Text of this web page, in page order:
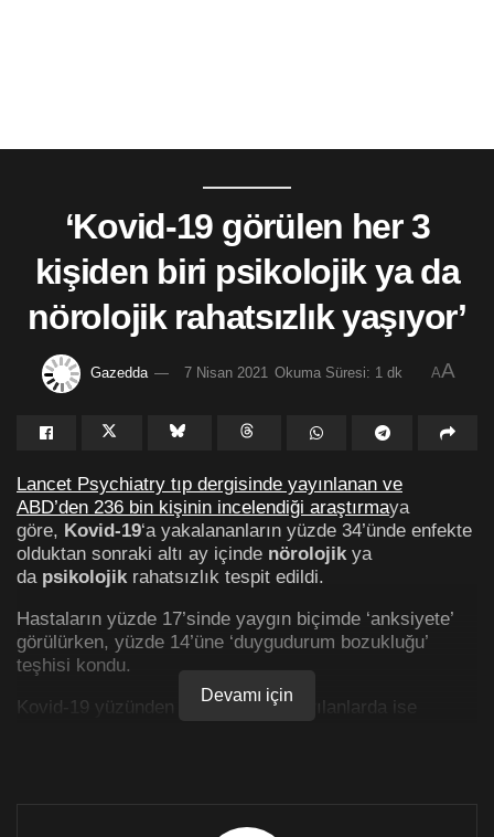
‘Kovid-19 görülen her 3
kişiden biri psikolojik ya da
nörolojik rahatsızlık yaşıyor’
Gazedda 7 Nisan 2021 Okuma Süresi: 1 dk AA
Lancet Psychiatry tıp dergisinde yayınlanan ve
ABD’den 236 bin kişinin incelendiği araştırmaya
göre, Kovid-19‘a yakalananların yüzde 34’ünde enfekte
olduktan sonraki altı ay içinde nörolojik ya
da psikolojik rahatsızlık tespit edildi.
Hastaların yüzde 17’sinde yaygın biçimde ‘anksiyete’
görülürken, yüzde 14’üne ‘duygudurum bozukluğu’
teşhisi kondu.
Kovid-19 yüzünden hastaneye kaldırılanlarda ise
Devamı için